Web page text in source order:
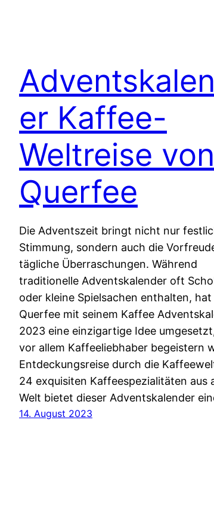
er Kaffee-
Weltreise von
Querfee
Die Adventszeit bringt nicht nur
Stimmung, sondern auch die
tägliche Überraschungen. Während
traditionelle Adventskalender oft
oder kleine Spielsachen enthalten, hat
Querfee mit seinem Kaffee
2023 eine einzigartige Idee
vor allem Kaffeeliebhaber begeistern
Entdeckungsreise durch die
24 exquisiten Kaffeespezialitäten aus
Welt bietet dieser Adventskalender
14. August 2023